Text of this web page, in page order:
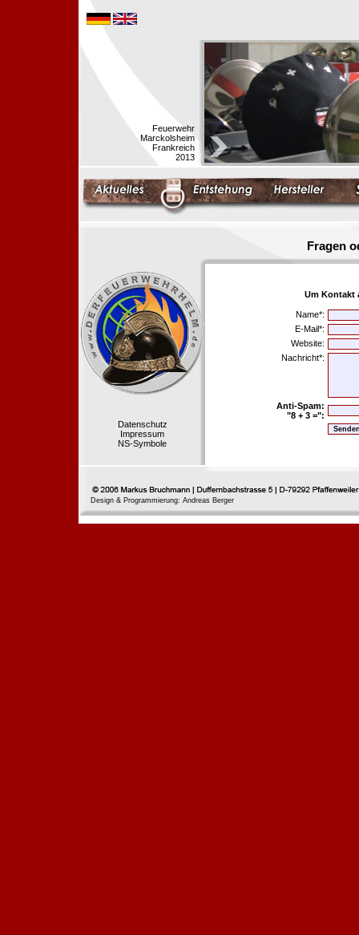
Feuerwehr
Marckolsheim
Frankreich
2013
Fragen
Datenschutz
Impressum
NS-Symbole
Um Kontakt
Name*:
E-Mail*:
Website:
Nachricht*:
Anti-Spam:
"8 + 3 =":
Design & Programmierung: Andreas Berger